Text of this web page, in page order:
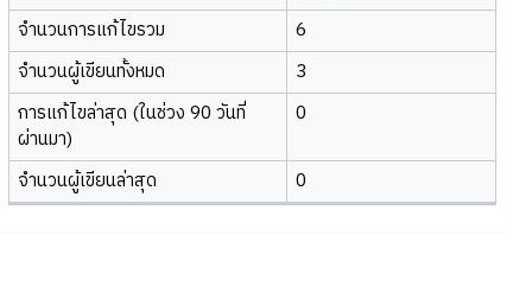
จำนวนการแก้ไขรวม
6
จำนวนผู้เขียนทั้งหมด
3
การแก้ไขล่าสุด (ในช่วง 90 วันที่
ผ่านมา)
0
จำนวนผู้เขียนล่าสุด 0